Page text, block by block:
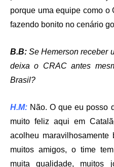
porque uma equipe como o
fazendo bonito no cenário
B.B: Se Hemerson receber
deixa o CRAC antes
Brasil?
H.M: Não. O que eu posso
muito feliz aqui em
acolheu
muitos amigos, o time
muita qualidade, muitos